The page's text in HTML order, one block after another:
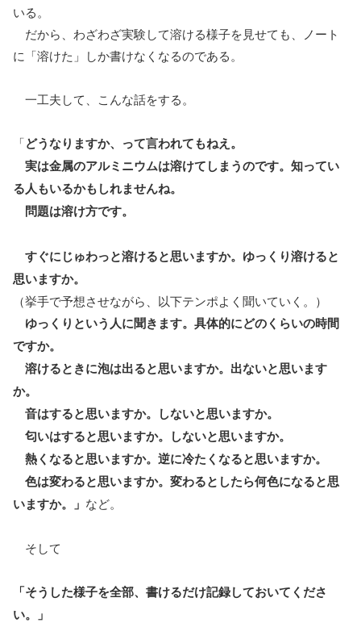
いる。
だから、わざわざ実験して溶ける様子を見せても、ノート
に「溶けた」しか書けなくなるのである。
一工夫して、こんな話をする。
「どうなりますか、って言われてもねえ。
実は金属のアルミニウムは溶けてしまうのです。知ってい
る人もいるかもしれませんね。
問題は溶け方です。
すぐにじゅわっと溶けると思いますか。ゆっくり溶けると
思いますか。
（挙手で予想させながら、以下テンポよく聞いていく。）
ゆっくりという人に聞きます。具体的にどのくらいの時間
ですか。
溶けるときに泡は出ると思いますか。出ないと思います
か。
音はすると思いますか。しないと思いますか。
匂いはすると思いますか。しないと思いますか。
熱くなると思いますか。逆に冷たくなると思いますか。
色は変わると思いますか。変わるとしたら何色になると思
いますか。」 など。
そして
「そうした様子を全部、書けるだけ記録しておいてくださ
い。」